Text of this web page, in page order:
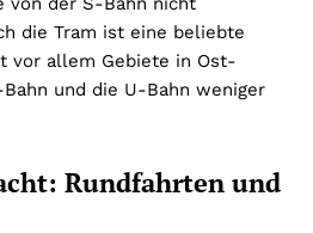
die Tram ist eine beliebte
vor allem Gebiete in Ost-
und die U-Bahn weniger
Rundfahrten und